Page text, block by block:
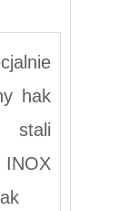
hak
INOX